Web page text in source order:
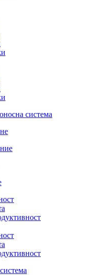
система